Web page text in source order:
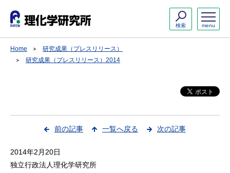
menu
検索
Home
研究成果（プレスリリース）
研究成果（プレスリリース）2014
前の記事 一覧へ戻る 次の記事
2014年2月20日
独立行政法人理化学研究所